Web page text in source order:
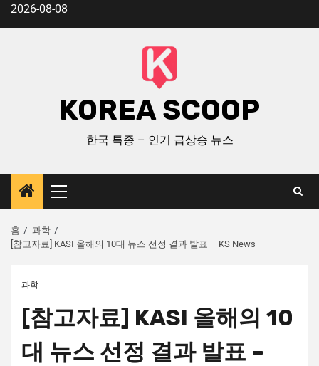
2026-08-08
KOREA SCOOP
한국 특종 – 인기 급상승 뉴스
홈
과학
[참고자료] KASI 올해의 10대 뉴스 선정 결과 발표 – KS News
과학
[참고자료] KASI 올해의 10
대 뉴스 선정 결과 발표 –